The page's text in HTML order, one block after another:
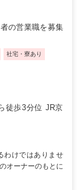
の営業職を募集
社宅・寮あり
徒歩3分位 JR京
わけではありませ
オーナーのもとに